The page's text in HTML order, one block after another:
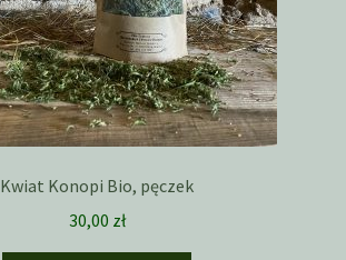
Kwiat Konopi Bio, pęczek
30,00 zł